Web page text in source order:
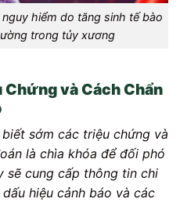
hiểm do tăng sinh tế bào
trong tủy xương
Chứng và Cách Chẩn
sớm các triệu chứng và
là chìa khóa để đối phó
sẽ cung cấp thông tin chi
hiệu cảnh báo và các